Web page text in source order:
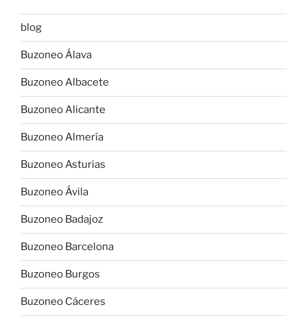
blog
Buzoneo Álava
Buzoneo Albacete
Buzoneo Alicante
Buzoneo Almería
Buzoneo Asturias
Buzoneo Ávila
Buzoneo Badajoz
Buzoneo Barcelona
Buzoneo Burgos
Buzoneo Cáceres